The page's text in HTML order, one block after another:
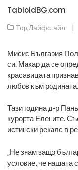
TabloidBG.com
Top,Лайфстайл |
Мисис България
си. Макар да се
красавицата
любов към родината.
Тази година д-р
курорта Елените.
истински рекалс в
„Не знам защо
условие, че нашата